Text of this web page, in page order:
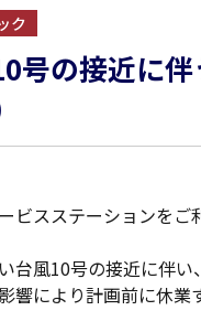
ク
号の接近に
ビスステーションをご
台風10号の接近に伴
響により計画前に休